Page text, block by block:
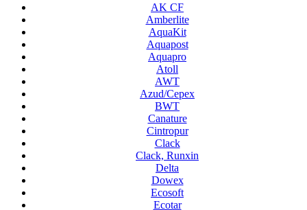
AK CF
Amberlite
AquaKit
Aquapost
Aquapro
Atoll
AWT
Azud/Cepex
BWT
Canature
Cintropur
Clack
Clack, Runxin
Delta
Dowex
Ecosoft
Ecotar